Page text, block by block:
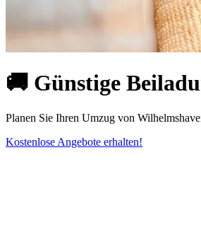
🚚 Günstige
Planen Sie Ihren Umzug von
Kostenlose Angebote erhalten!